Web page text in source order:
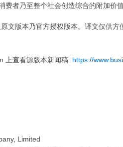
费者乃至整个社会创造综合的附加价值
文版本乃官方授权版本。译文仅供
上查看源版本新闻稿: https://
Limited